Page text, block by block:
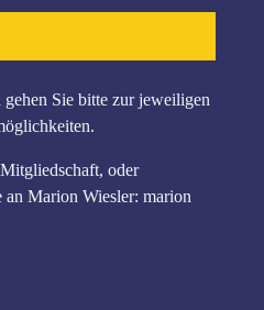
Sie bitte zur jeweiligen
oder
an Marion Wiesler: marion